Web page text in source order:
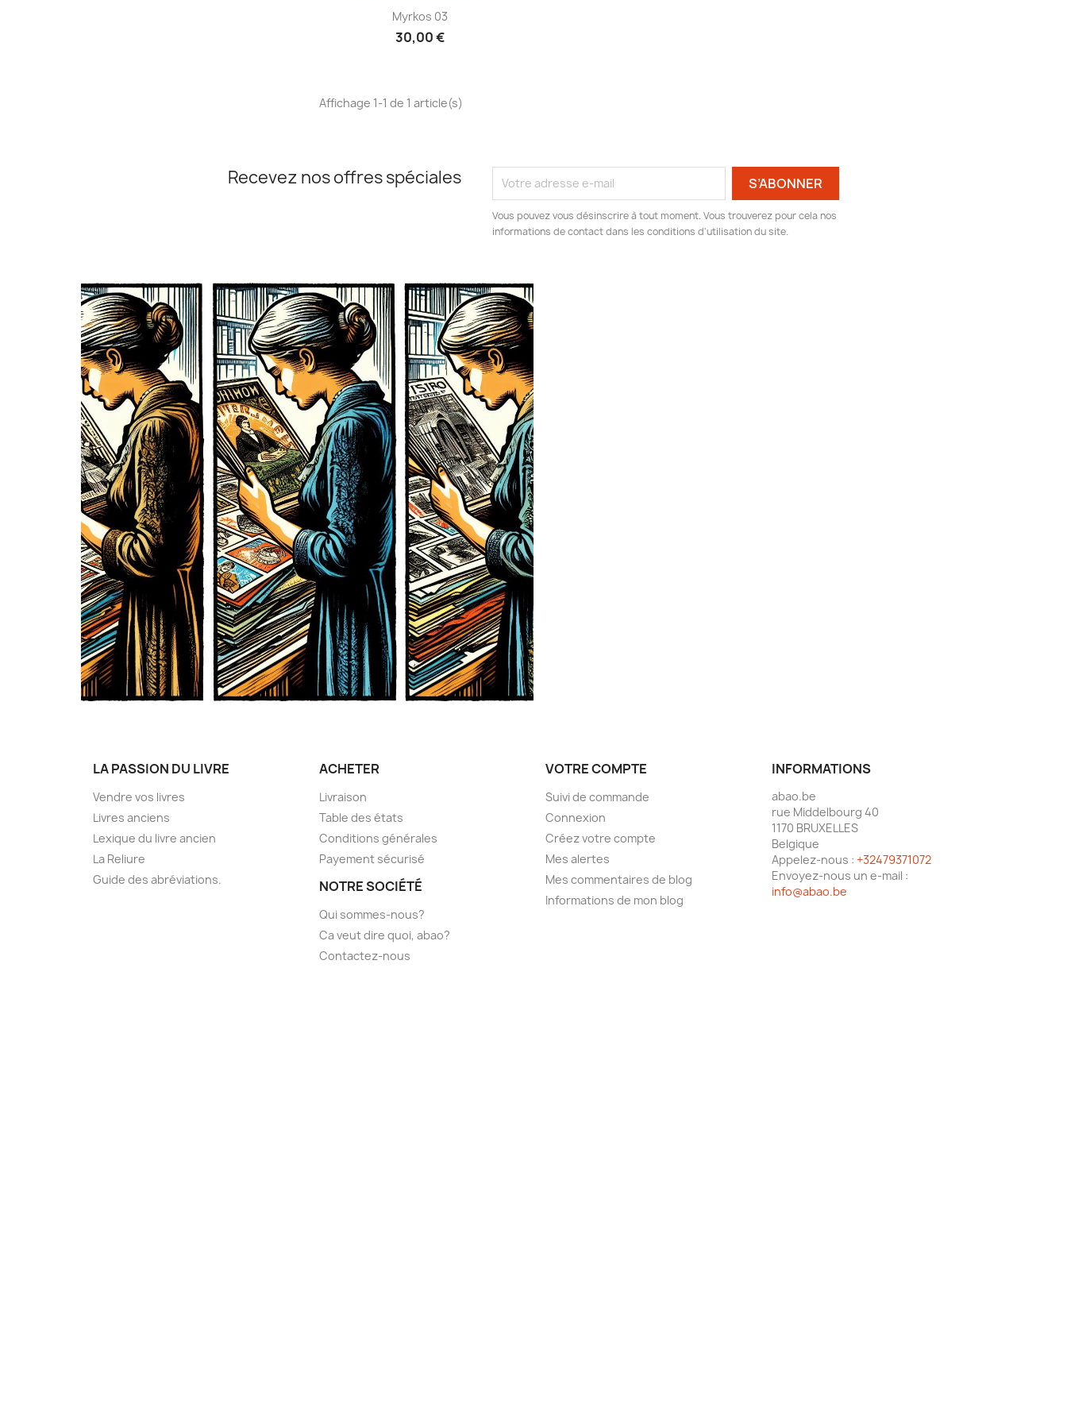
Aperçu rapide
Myrkos 03
30,00 €
Affichage 1-1 de 1 article(s)
Recevez nos offres spéciales
Vous pouvez vous désinscrire à tout moment. Vous trouverez pour cela nos
informations de contact dans les conditions d'utilisation du site.
LA PASSION DU LIVRE
Vendre vos livres
Livres anciens
Lexique du livre ancien
La Reliure
Guide des abréviations.
ACHETER
Livraison
Table des états
Conditions générales
Payement sécurisé
NOTRE SOCIÉTÉ
Qui sommes-nous?
Ca veut dire quoi, abao?
Contactez-nous
VOTRE COMPTE
Suivi de commande
Connexion
Créez votre compte
Mes alertes
Mes commentaires de blog
Informations de mon blog
INFORMATIONS
abao.be
rue Middelbourg 40
1170 BRUXELLES
Belgique
Appelez-nous : +32479371072
Envoyez-nous un e-mail :
info@abao.be